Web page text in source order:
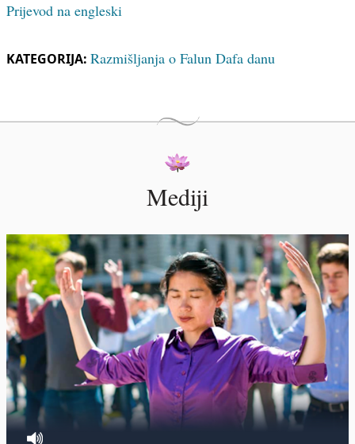
Prijevod na engleski
KATEGORIJA: Razmišljanja o Falun Dafa danu
Mediji